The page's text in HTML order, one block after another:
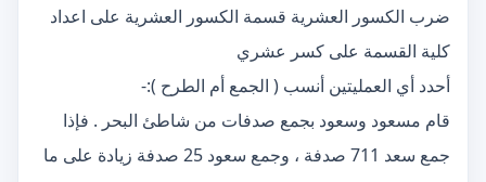
ضرب الكسور العشرية قسمة الكسور العشرية على اعداد
كلية القسمة على كسر عشري
أحدد أي العمليتين أنسب ( الجمع أم الطرح ):-
قام مسعود وسعود بجمع صدفات من شاطئ البحر . فإذا
جمع سعد 711 صدفة ، وجمع سعود 25 صدفة زيادة على ما